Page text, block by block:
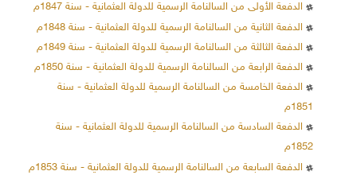
الدفعة الأولى من السالنامة الرسمية للدولة العثمانية - سنة 1847م
الدفعة الثانية من السالنامة الرسمية للدولة العثمانية - سنة 1848م
الدفعة الثالثة من السالنامة الرسمية للدولة العثمانية - سنة 1849م
الدفعة الرابعة من السالنامة الرسمية للدولة العثمانية - سنة 1850م
الدفعة الخامسة من السالنامة الرسمية للدولة العثمانية - سنة
1851م
الدفعة السادسة من السالنامة الرسمية للدولة العثمانية - سنة
1852م
الدفعة السابعة من السالنامة الرسمية للدولة العثمانية - سنة 1853م